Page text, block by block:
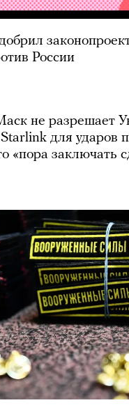
России
не разрешает
для ударов
«пора заключать